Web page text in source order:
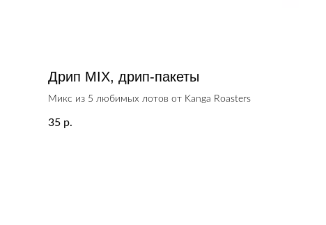
Дрип MIX, дрип-пакеты
Микс из 5 любимых лотов от Kanga Roasters
35 р.